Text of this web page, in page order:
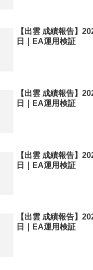
【出雲 成績報告】
日｜EA運用検証
【出雲 成績報告】
日｜EA運用検証
【出雲 成績報告】
日｜EA運用検証
【出雲 成績報告】
日｜EA運用検証